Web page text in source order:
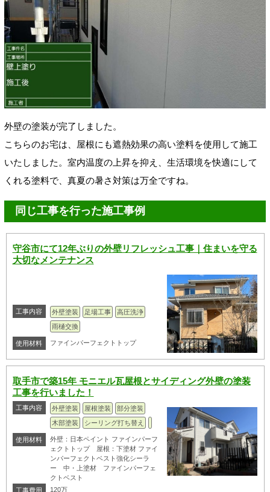
外壁の塗装が完了しました。
こちらのお宅は、屋根にも遮熱効果の高い塗料を使用して施工
いたしました。室内温度の上昇を抑え、生活環境を快適にして
くれる塗料で、真夏の暑さ対策は万全ですね。
同じ工事を行った施工事例
守谷市にて12年ぶりの外壁リフレッシュ工事｜住まいを守る
大切なメンテナンス
工事内容 外壁塗装 足場工事
高圧洗浄
雨樋交換
使用材料 ファインパーフェクトトップ
取手市で築15年 モニエル瓦屋根とサイディング外壁の塗装
工事を行いました！
工事内容 外壁塗装 屋根塗装
部分塗装
木部塗装
シーリング打ち替え
使用材料
外壁：日本ペイント ファインパーフ
ェクトトップ 屋根：下塗材 ファイ
ンパーフェクトベスト強化シーラ
ー 中・上塗材 ファインパーフェ
クトベスト
工事費用
120万